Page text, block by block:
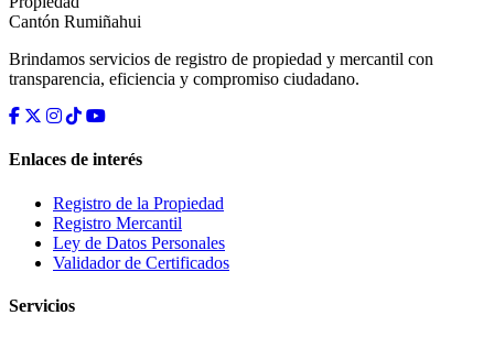
Cantón Rumiñahui
Brindamos servicios de registro de propiedad y mercantil con
transparencia, eficiencia y compromiso ciudadano.
Enlaces de interés
Registro de la Propiedad
Registro Mercantil
Ley de Datos Personales
Validador de Certificados
Servicios